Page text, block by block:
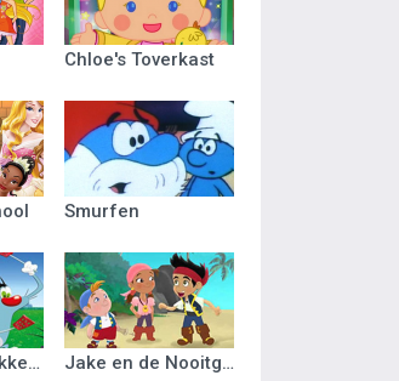
Chloe's Toverkast
Smurfen
Oggy en de Kakkerlakken Jake en de Nooitgedacht Piraten